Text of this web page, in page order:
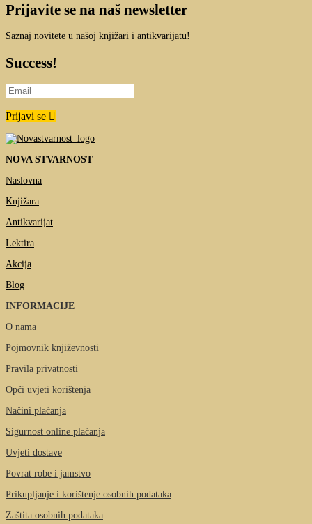
Prijavite se na naš newsletter
Saznaj novitete u našoj knjižari i antikvarijatu!
Success!
Prijavi se
NOVA STVARNOST
Naslovna
Knjižara
Antikvarijat
Lektira
Akcija
Blog
INFORMACIJE
O nama
Pojmovnik književnosti
Pravila privatnosti
Opći uvjeti korištenja
Načini plaćanja
Sigurnost online plaćanja
Uvjeti dostave
Povrat robe i jamstvo
Prikupljanje i korištenje osobnih podataka
Zaštita osobnih podataka